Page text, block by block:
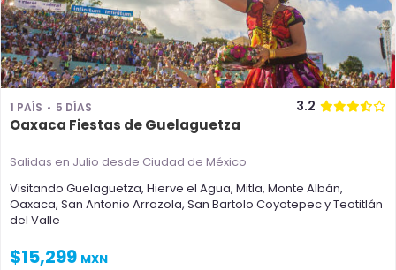
1 PAÍS 5 DÍAS 3.2
Oaxaca Fiestas de Guelaguetza
Salidas en Julio desde Ciudad de México
Visitando Guelaguetza, Hierve el Agua, Mitla, Monte Albán,
Oaxaca, San Antonio Arrazola, San Bartolo CoyotepecyTeotitlán
del Valle
$15,299 MXN